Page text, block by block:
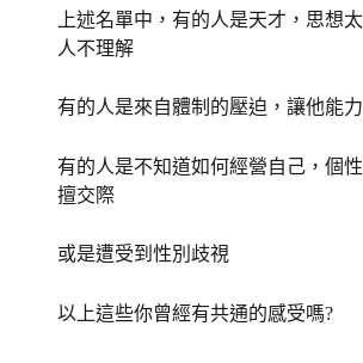
上述名單中，有的人是天才，思想
人不理解
有的人是來自體制的壓迫，讓他能
有的人是不知道如何經營自己，個
擅交際
或是遭受到性別歧視
以上這些你曾經有共通的感受嗎?